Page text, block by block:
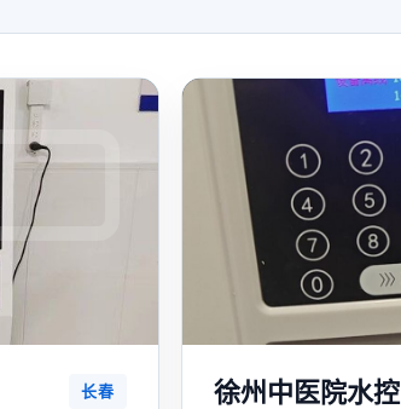
长春 徐州中医院水控